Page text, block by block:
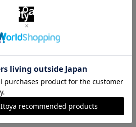
ジュアルも重視したい、という方に
です。
の職人の手でひとつひとつ丁寧に
。
すっきりした細身のフォルムで、
MORE